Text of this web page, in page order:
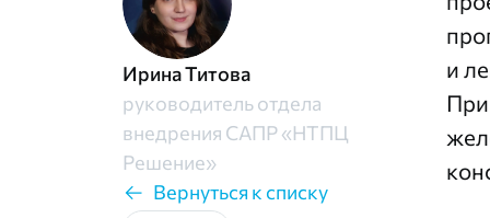
Ирина Титова
руководитель отдела
внедрения САПР «НТПЦ
Решение»
Вернуться к списку
и